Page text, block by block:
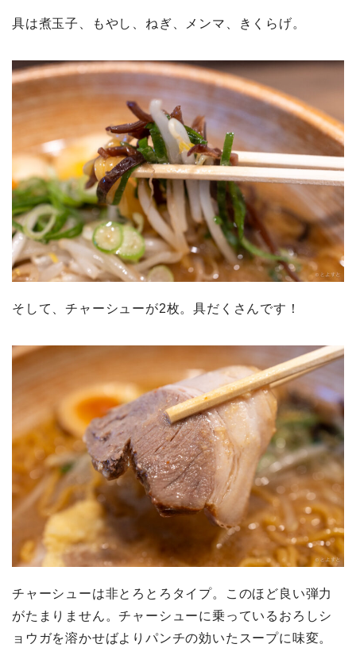
具は煮玉子、もやし、ねぎ、メンマ、きくらげ。
そして、チャーシューが2枚。具だくさんです！
チャーシューは非とろとろタイプ。このほど良い弾力
がたまりません。チャーシューに乗っているおろしシ
ョウガを溶かせばよりパンチの効いたスープに味変。